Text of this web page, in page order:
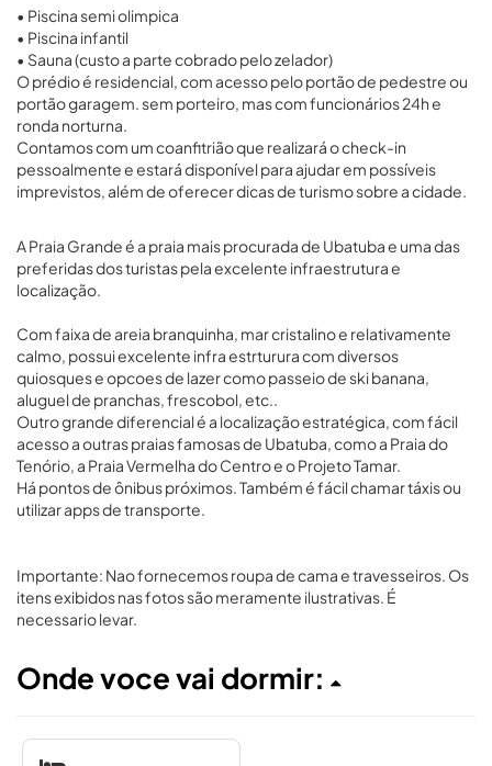
• Piscina semi olimpica
• Piscina infantil
• Sauna (custo a parte cobrado pelo zelador)
O prédio é residencial, com acesso pelo portão de pedestre ou
portão garagem. sem porteiro, mas com funcionários 24h e
ronda norturna.
Contamos com um coanfitrião que realizará o check-in
pessoalmente e estará disponível para ajudar em possíveis
imprevistos, além de oferecer dicas de turismo sobre a cidade.
A Praia Grande é a praia mais procurada de Ubatuba e uma das
preferidas dos turistas pela excelente infraestrutura e
localização.
Com faixa de areia branquinha, mar cristalino e relativamente
calmo, possui excelente infra estrturura com diversos
quiosques e opcoes de lazer como passeio de ski banana,
aluguel de pranchas, frescobol, etc..
Outro grande diferencial é a localização estratégica, com fácil
acesso a outras praias famosas de Ubatuba, como a Praia do
Tenório, a Praia Vermelha do Centro e o Projeto Tamar.
Há pontos de ônibus próximos. Também é fácil chamar táxis ou
utilizar apps de transporte.
Importante: Nao fornecemos roupa de cama e travesseiros. Os
itens exibidos nas fotos são meramente ilustrativas. É
necessario levar.
Onde voce vai dormir: